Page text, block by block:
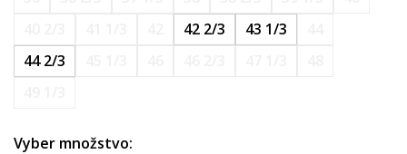
42 2/3 43 1/3
44 2/3
Vyber množstvo: